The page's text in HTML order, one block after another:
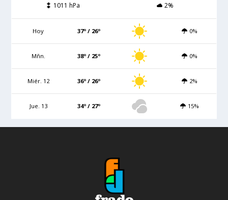
1011 hPa
2%
Hoy 37º / 26º 0%
Mñn. 38º / 25º 0%
Miér. 12 36º / 26º 2%
Jue. 13 34º / 27º 15%